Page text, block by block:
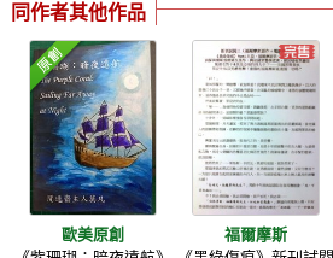
同作者其他作品
歐美原創
福爾摩斯